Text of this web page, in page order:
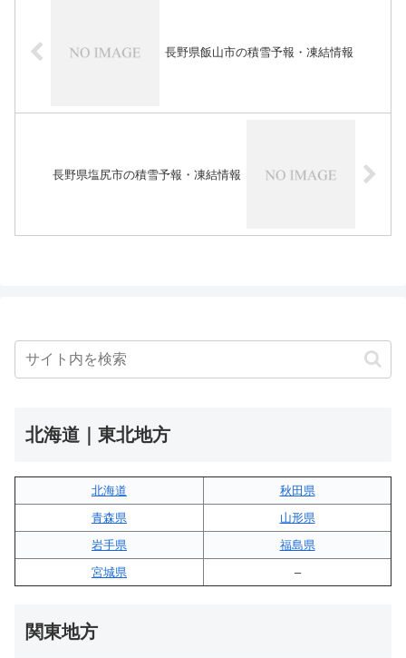
長野県飯山市の積雪予報・凍結情報
長野県塩尻市の積雪予報・凍結情報
北海道｜東北地方
北海道
秋田県
青森県
山形県
岩手県
福島県
宮城県
–
関東地方